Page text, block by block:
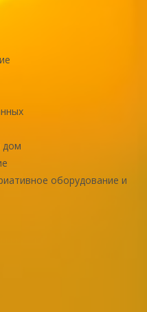
дом
оборудование и